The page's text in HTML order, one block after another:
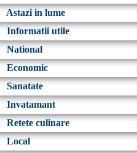
Astazi in lume
Informatii utile
National
Economic
Sanatate
Invatamant
Retete culinare
Local